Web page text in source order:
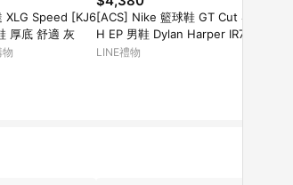
XLG Speed [KJ6
厚底 舒適 灰
[ACS] Nike 籃球鞋 GT Cut 4 D
H EP 男鞋 Dylan Harper IR720
5-600
LINE禮物